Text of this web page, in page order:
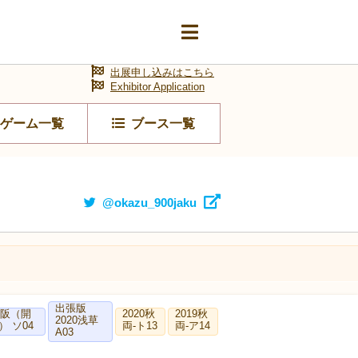
ゲーム一覧 ブース一覧
出展申し込みはこちら
Exhibitor Application
@okazu_900jaku
（開
ソ04
出張版
2020浅草
A03
2020秋
両-ト13
2019秋
両-ア14